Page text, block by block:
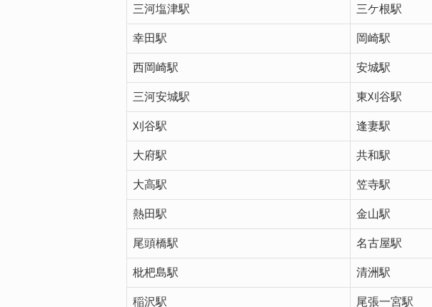
三河塩津駅 三ケ根駅
幸田駅 岡崎駅
西岡崎駅 安城駅
三河安城駅 東刈谷駅
刈谷駅 逢妻駅
大府駅 共和駅
大高駅 笠寺駅
熱田駅 金山駅
尾頭橋駅 名古屋駅
枇杷島駅 清洲駅
稲沢駅 尾張一宮駅